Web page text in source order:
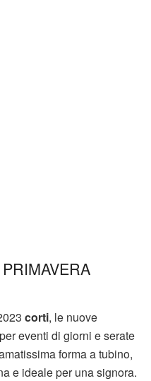
corti, le nuove
eventi di giorni e serate
forma a tubino,
e ideale per una signora.